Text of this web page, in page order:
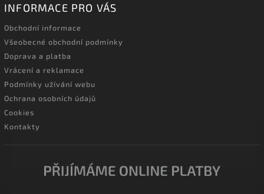
INFORMACE PRO VÁS
Obchodní informace
Všeobecné obchodní podmínky
Doprava a platba
Vrácení a reklamace
Podmínky užívání webu
Ochrana osobních údajů
Cookies
Kontakty